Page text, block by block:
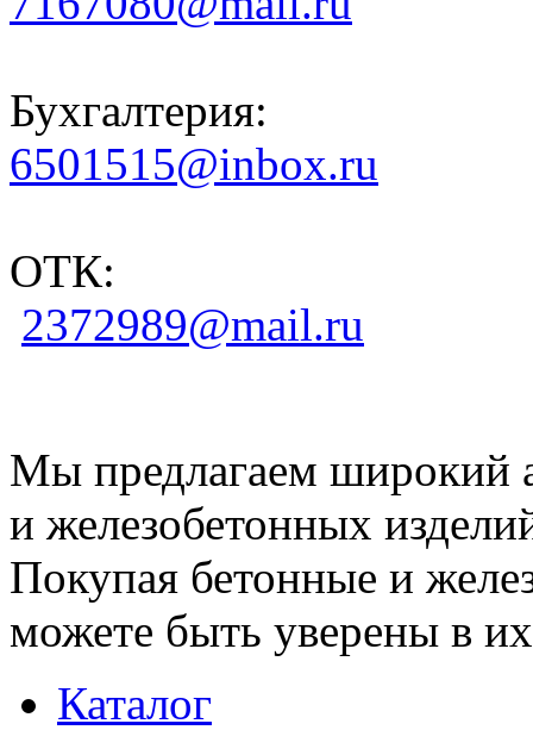
Бухгалтерия:
6501515@inbox.ru
ОТК:
2372989@mail.ru
Мы предлагаем широкий
и железобетонных
Покупая бетонные и
можете быть уверены в их
Каталог